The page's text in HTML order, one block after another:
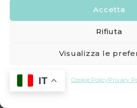
Accetta
Rifiuta
Visualizza le
Cookie PolicyPrivacy
IT